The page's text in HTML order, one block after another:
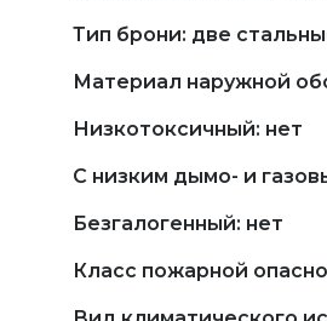
Тип брони: две
Материал наружной
Низкотоксичный: нет
С низким дымо- и
Безгалогенный: нет
Класс пожарной